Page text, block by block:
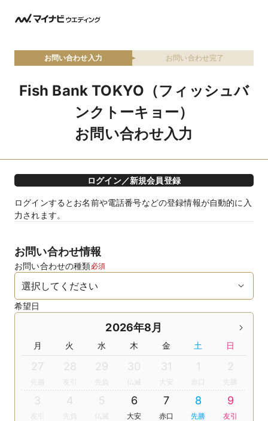
お問い合わせ入力 お問い合わせ完了
Fish Bank TOKYO（フィッシュバ
ンクトーキョー）
お問い合わせ入力
ログイン／新規会員登録
ログインするとお名前や電話番号などの登録情報が自動的に入
力されます。
お問い合わせ情報
お問い合わせの種類必須
希望日
2026年8月
月 火 水 木 金 土 日
27 28
友引
29
先負
30
仏滅
31
大安
1 2
3
友引
4
先負
5
仏滅
6
大安
7
赤口
8
先勝
9
友引